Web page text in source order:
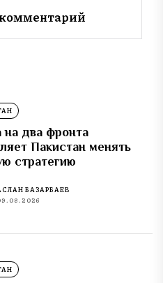
на два фронта
Пакистан менять
стратегию
БАЗАРБАЕВ